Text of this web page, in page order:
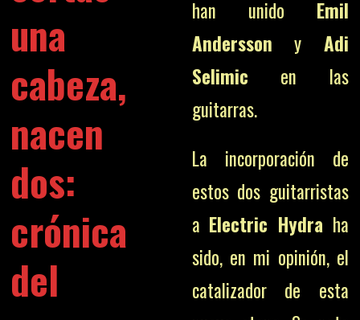
una
cabeza,
nacen
dos:
crónica
del
han unido Emil
Andersson y Adi
Selimic en las
guitarras.
La incorporación de
estos dos guitarristas
a Electric Hydraha
sido, en mi opinión, el
catalizador de esta